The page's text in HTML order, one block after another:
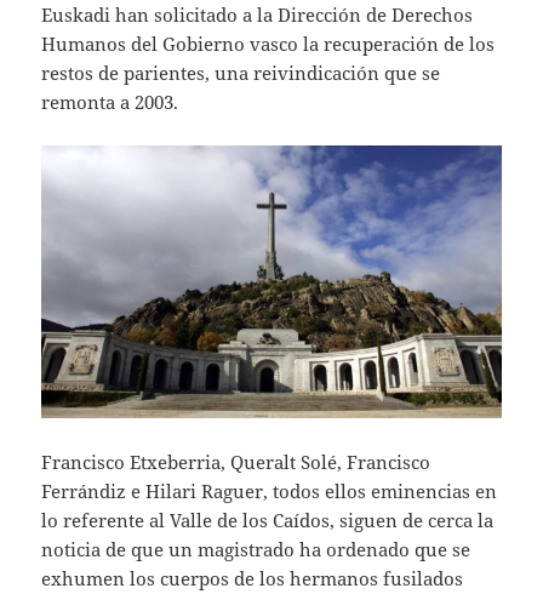
Euskadi han solicitado a la Dirección de Derechos
Humanos del Gobierno vasco la recuperación de los
restos de parientes, una reivindicación que se
remonta a 2003.
Francisco Etxeberria, Queralt Solé, Francisco
Ferrándiz e Hilari Raguer, todos ellos eminencias en
lo referente al Valle de los Caídos, siguen de cerca la
noticia de que un magistrado ha ordenado que se
exhumen los cuerpos de los hermanos fusilados